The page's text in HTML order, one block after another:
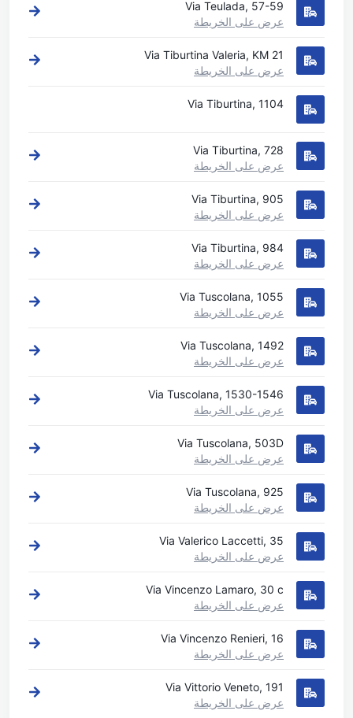
Via Teulada, 57-59
عرض على الخريطة
Via Tiburtina Valeria, KM 21
عرض على الخريطة
Via Tiburtina, 1104
Via Tiburtina, 728
عرض على الخريطة
Via Tiburtina, 905
عرض على الخريطة
Via Tiburtina, 984
عرض على الخريطة
Via Tuscolana, 1055
عرض على الخريطة
Via Tuscolana, 1492
عرض على الخريطة
Via Tuscolana, 1530-1546
عرض على الخريطة
Via Tuscolana, 503D
عرض على الخريطة
Via Tuscolana, 925
عرض على الخريطة
Via Valerico Laccetti, 35
عرض على الخريطة
Via Vincenzo Lamaro, 30 c
عرض على الخريطة
Via Vincenzo Renieri, 16
عرض على الخريطة
Via Vittorio Veneto, 191
عرض على الخريطة